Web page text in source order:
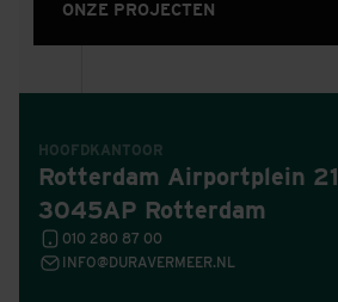
ONZE PROJECTEN
HOOFDKANTOOR
Rotterdam Airportplein 21
3045AP Rotterdam
010 280 87 00
INFO@DURAVERMEER.NL